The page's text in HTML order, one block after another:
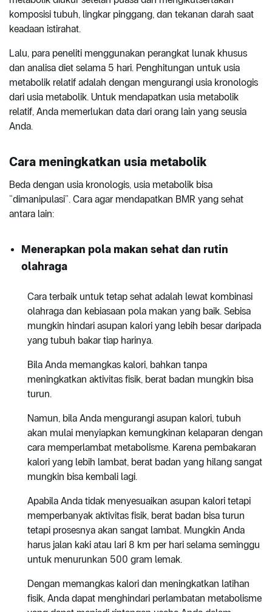
komposisi tubuh, lingkar pinggang, dan tekanan darah saat
keadaan istirahat.
Lalu, para peneliti menggunakan perangkat lunak khusus
dan analisa diet selama 5 hari. Penghitungan untuk usia
metabolik relatif adalah dengan mengurangi usia kronologis
dari usia metabolik. Untuk mendapatkan usia metabolik
relatif, Anda memerlukan data dari orang lain yang seusia
Anda.
Cara meningkatkan usia metabolik
Beda dengan usia kronologis, usia metabolik bisa
“dimanipulasi”. Cara agar mendapatkan BMR yang sehat
antara lain:
Menerapkan pola makan sehat dan rutin
olahraga
Cara terbaik untuk tetap sehat adalah lewat kombinasi
olahraga dan kebiasaan pola makan yang baik. Sebisa
mungkin hindari asupan kalori yang lebih besar daripada
yang tubuh bakar tiap harinya.
Bila Anda memangkas kalori, bahkan tanpa
meningkatkan aktivitas fisik, berat badan mungkin bisa
turun.
Namun, bila Anda mengurangi asupan kalori, tubuh
akan mulai menyiapkan kemungkinan kelaparan dengan
cara memperlambat metabolisme. Karena pembakaran
kalori yang lebih lambat, berat badan yang hilang sangat
mungkin bisa kembali lagi.
Apabila Anda tidak menyesuaikan asupan kalori tetapi
memperbanyak aktivitas fisik, berat badan bisa turun
tetapi prosesnya akan sangat lambat. Mungkin Anda
harus jalan kaki atau lari 8 km per hari selama seminggu
untuk menurunkan 500 gram lemak.
Dengan memangkas kalori dan meningkatkan latihan
fisik, Anda dapat menghindari perlambatan metabolisme